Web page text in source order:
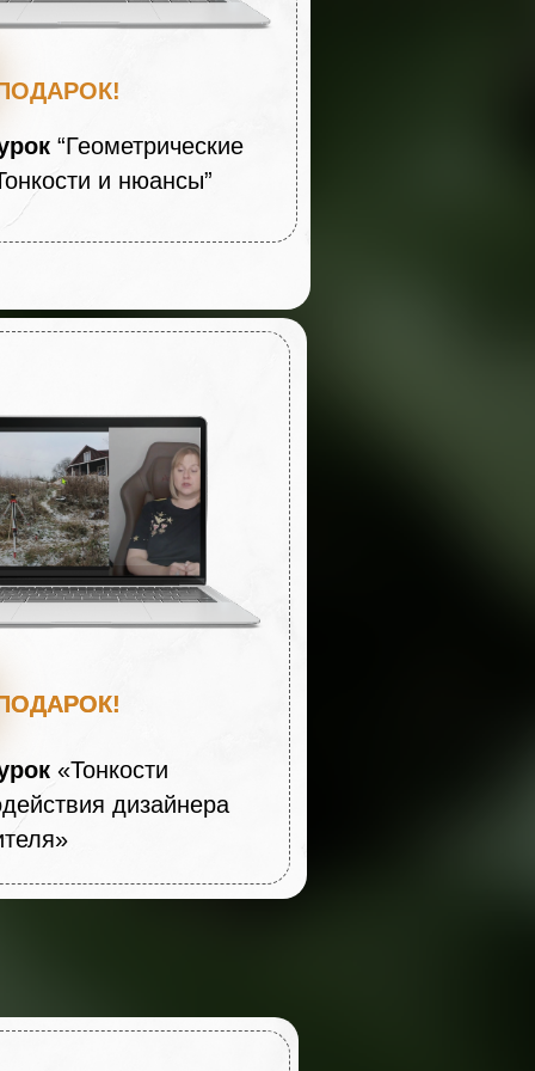
«Тонкости
дизайнера
“Геометрические
и нюансы”